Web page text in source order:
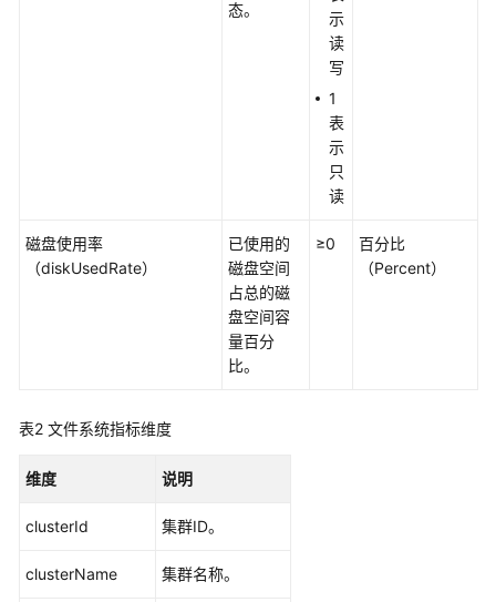
API
参
常
问
频
态。
示
读
写
1
表
示
只
读
磁盘使用率
（diskUsedRate）
已使用的
磁盘空间
占总的磁
盘空间容
量百分
比。
≥0
百分比
（Percent）
表2 文件系统指标维度
维度 说明
clusterId 集群ID。
clusterName 集群名称。